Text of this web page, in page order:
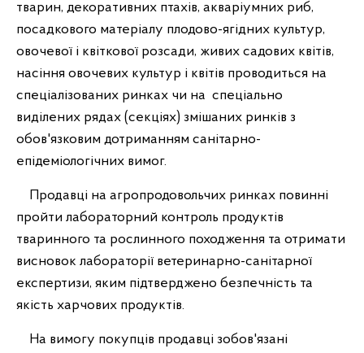
тварин, декоративних птахів, акваріумних риб,
посадкового матеріалу плодово-ягідних культур,
овочевої і квіткової розсади, живих садових квітів,
насіння овочевих культур і квітів проводиться на
спеціалізованих ринках чи на спеціально
виділених рядах (секціях) змішаних ринків з
обов'язковим дотриманням санітарно-
епідеміологічних вимог.
Продавці на агропродовольчих ринках повинні
пройти лабораторний контроль продуктів
тваринного та рослинного походження та отримати
висновок лабораторії ветеринарно-санітарної
експертизи, яким підтверджено безпечність та
якість харчових продуктів.
На вимогу покупців продавці зобов'язані